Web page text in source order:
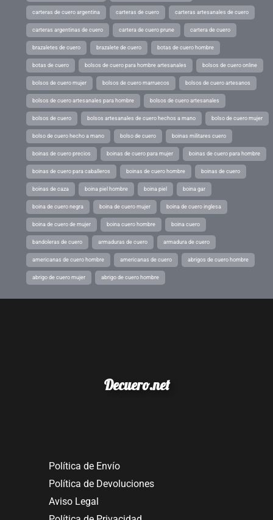
carteras de cuero argentina carteras de cuero carteras artesanales de cuero
carteras argentinas de cuero cartera de cuero prune cartera de cuero
brazaletes de cuero brazalete de cuero botas de cuero hombre
botas de cuero bolsos de cuero para hombre artesanales bolsos de cuero online
bolsos de cuero mujer bolsos de cuero marruecos bolsos de cuero artesanos
bolsos de cuero artesanales para hombre bolsos de cuero artesanales
bolsos de cuero bolsos artesanales de cuero hechos a mano bolso de cuero mujer
bolso de cuero hecho a mano bolso de cuero boinas militares cuero
boinas de cuero precios boinas de cuero para mujer boinas de cuero para hombre
boinas de cuero para caballeros boinas de cuero hombre boinas de cuero
boinas de caza boina piel hombre boina piel boina gar
boina de cuero negra boina de cuero mujer boina de cuero inglesa
boina de cuero de mujer boina cuero hombre boina cuero
bandoleras de cuero armaduras de cuero armadura de cuero
americanas de cuero hombre americanas de cuero abrigos de cuero hombre
abrigo de cuero mujer abrigo de cuero hombre
Decuero.net
Política de Envío
Política de Devoluciones
Aviso Legal